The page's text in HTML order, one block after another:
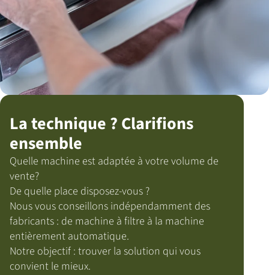
La technique ? Clarifions
ensemble
Quelle machine est adaptée à votre volume de
vente?
De quelle place disposez-vous ?
Nous vous conseillons indépendamment des
fabricants : de machine à filtre à la machine
entièrement automatique.
Notre objectif : trouver la solution qui vous
convient le mieux.